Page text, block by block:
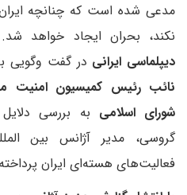
مدعی شده است که چنانچه
نکند، بحران ایجاد خواهد
دیپلماسی ایرانی در گفت وگویی
نائب رئیس کمیسیون
شورای اسلامی به بررسی
گروسی، مدیر آژانس بین
فعالیت‌های هسته‌ای ایران